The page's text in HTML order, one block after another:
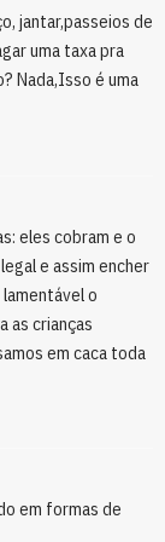
jantar,passeios de
uma taxa pra
Nada,Isso é uma
eles cobram e o
e assim encher
o
as crianças
em caca toda
em formas de